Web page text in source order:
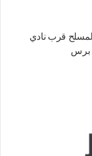
قرب نادي
برس